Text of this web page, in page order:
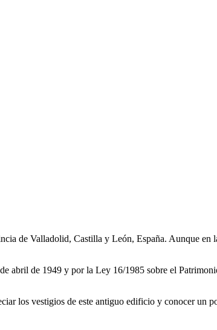
de Valladolid, Castilla y León, España. Aunque
abril de 1949 y por la Ley 16/1985 sobre el
los vestigios de este antiguo edificio y conocer un